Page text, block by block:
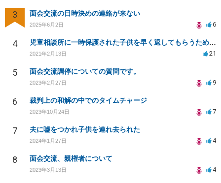
3 面会交流の日時決めの連絡が来ない
2025年6月2日 6
4 児童相談所に一時保護された子供を早く返してもらうために何をしたら良いでしょうか？
2021年2月13日 21
5 面会交流調停についての質問です。
2023年2月27日 9
6 裁判上の和解の中でのタイムチャージ
2023年10月24日 7
7 夫に嘘をつかれ子供を連れ去られた
2024年1月27日 4
8 面会交流、親権者について
2023年3月13日 4